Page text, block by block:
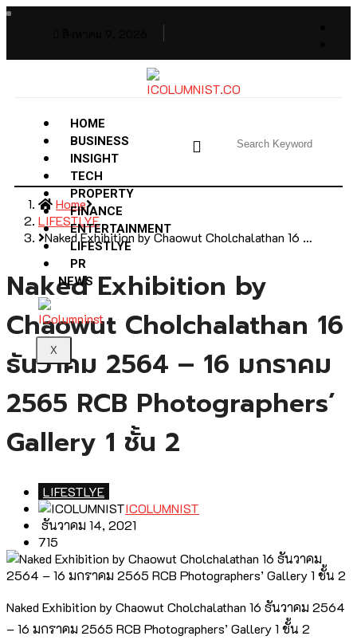
HOME
BUSINESS
INSIGHT
TECH
PROPERTY
FINANCE
ENTERTAINMENT
LIFESTLYE
PR
NEWS
X
Home
LIFESTLYE
Naked Exhibition by Chaowut Cholchalathan 16 …
Naked Exhibition by
Chaowut Cholchalathan 16
ธันวาคม 2564 – 16 มกราคม
2565 RCB Photographers’
Gallery 1 ชั้น 2
LIFESTLYE
ICOLUMNIST
ธันวาคม 14, 2021
715
Naked Exhibition by Chaowut Cholchalathan 16 ธันวาคม 2564
– 16 มกราคม 2565 RCB Photographers’ Gallery 1 ชั้น 2